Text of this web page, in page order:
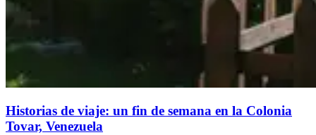
Historias de viaje: un fin de semana en la Colonia
Tovar, Venezuela